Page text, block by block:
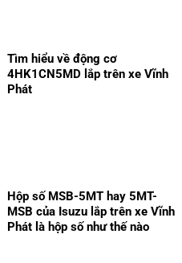
Tìm hiểu về động cơ
4HK1CN5MD lắp trên xe Vĩnh
Phát
Hộp số MSB-5MT hay 5MT-
MSB của Isuzu lắp trên xe Vĩnh
Phát là hộp số như thế nào